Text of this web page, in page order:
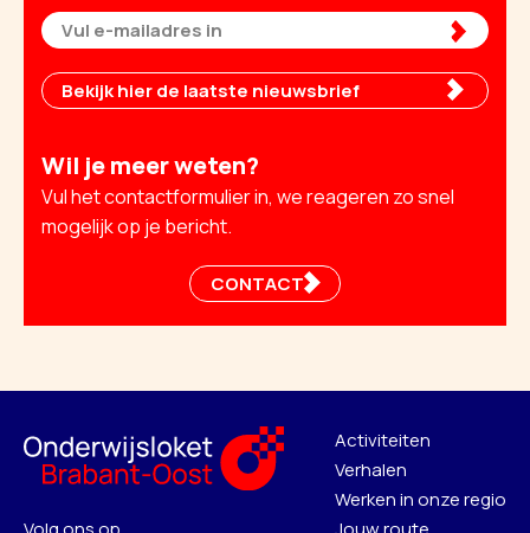
Bekijk hier de laatste nieuwsbrief
Wil je meer weten?
Vul het contactformulier in, we reageren zo snel
mogelijk op je bericht.
CONTACT
Activiteiten
Verhalen
Werken in onze regio